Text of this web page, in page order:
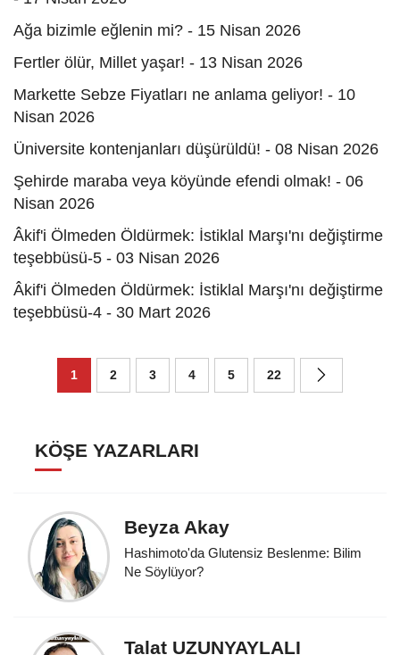
Ağa bizimle eğlenin mi? - 15 Nisan 2026
Fertler ölür, Millet yaşar! - 13 Nisan 2026
Markette Sebze Fiyatları ne anlama geliyor! - 10
Nisan 2026
Üniversite kontenjanları düşürüldü! - 08 Nisan 2026
Şehirde maraba veya köyünde efendi olmak! - 06
Nisan 2026
Âkif'i Ölmeden Öldürmek: İstiklal Marşı'nı değiştirme
teşebbüsü-5 - 03 Nisan 2026
Âkif'i Ölmeden Öldürmek: İstiklal Marşı'nı değiştirme
teşebbüsü-4 - 30 Mart 2026
1 2 3 4 5 22
KÖŞE YAZARLARI
Beyza Akay
Hashimoto'da Glutensiz Beslenme: Bilim
Ne Söylüyor?
Talat UZUNYAYLALI